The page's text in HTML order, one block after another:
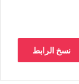
نسخ الرابط